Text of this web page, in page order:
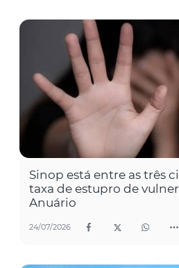
Sinop está entre as três
taxa de estupro de
Anuário
24/07/2026